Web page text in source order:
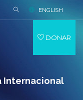
Internacional
ENGLISH
DONAR